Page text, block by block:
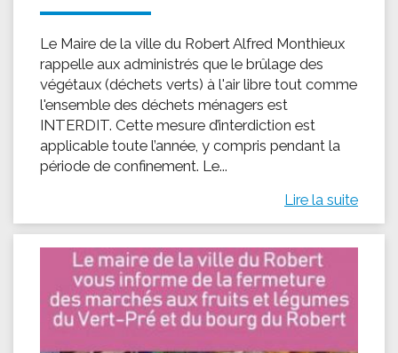
Le Maire de la ville du Robert Alfred Monthieux
rappelle aux administrés que le brûlage des
végétaux (déchets verts) à l'air libre tout comme
l'ensemble des déchets ménagers est
INTERDIT. Cette mesure d’interdiction est
applicable toute l’année, y compris pendant la
période de confinement. Le...
Lire la suite